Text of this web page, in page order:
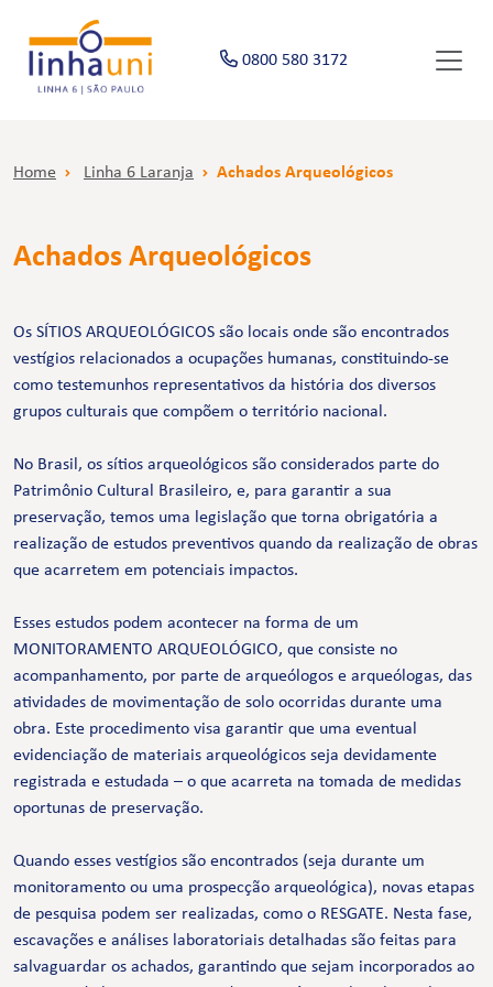
0800 580 3172
Home Linha 6 Laranja Achados Arqueológicos
Achados Arqueológicos
Os SÍTIOS ARQUEOLÓGICOS são locais onde são encontrados
vestígios relacionados a ocupações humanas, constituindo-se
como testemunhos representativos da história dos diversos
grupos culturais que compõem o território nacional.
No Brasil, os sítios arqueológicos são considerados parte do
Patrimônio Cultural Brasileiro, e, para garantir a sua
preservação, temos uma legislação que torna obrigatória a
realização de estudos preventivos quando da realização de obras
que acarretem em potenciais impactos.
Esses estudos podem acontecer na forma de um
MONITORAMENTO ARQUEOLÓGICO, que consiste no
acompanhamento, por parte de arqueólogos e arqueólogas, das
atividades de movimentação de solo ocorridas durante uma
obra. Este procedimento visa garantir que uma eventual
evidenciação de materiais arqueológicos seja devidamente
registrada e estudada – o que acarreta na tomada de medidas
oportunas de preservação.
Quando esses vestígios são encontrados (seja durante um
monitoramento ou uma prospecção arqueológica), novas etapas
de pesquisa podem ser realizadas, como o RESGATE. Nesta fase,
escavações e análises laboratoriais detalhadas são feitas para
salvaguardar os achados, garantindo que sejam incorporados ao